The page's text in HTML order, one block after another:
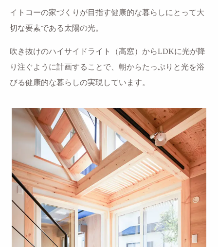
イトコーの家づくりが目指す健康的な暮らしにとって大
切な要素である太陽の光。
吹き抜けのハイサイドライト（高窓）からLDKに光が降
り注ぐように計画することで、 朝からたっぷりと光を浴
びる健康的な暮らしの実現しています。